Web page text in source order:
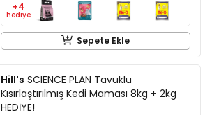
+4
hediye
Sepete Ekle
Hill's SCIENCE PLAN Tavuklu
Kısırlaştırılmış Kedi Maması 8kg + 2kg
HEDİYE!